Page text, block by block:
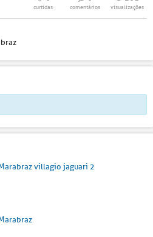
curtidas comentários visualizações
villagio jaguari 2